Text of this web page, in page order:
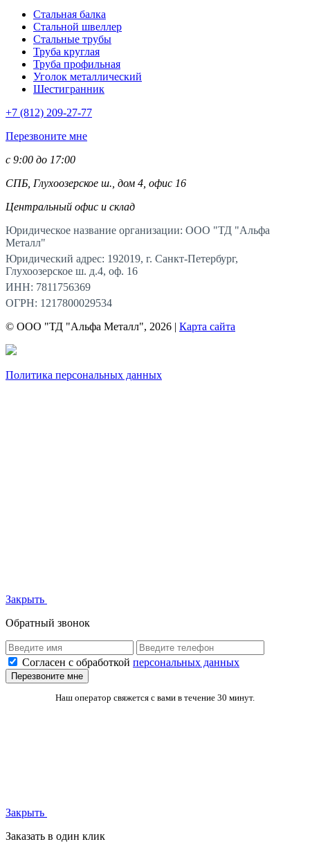
Стальная балка
Стальной швеллер
Стальные трубы
Труба круглая
Труба профильная
Уголок металлический
Шестигранник
+7 (812) 209-27-77
Перезвоните мне
с 9:00 до 17:00
СПБ, Глухоозерское ш., дом 4, офис 16
Центральный офис и склад
Юридическое название организации: ООО "ТД "Альфа
Металл"
Юридический адрес: 192019, г. Санкт-Петербург,
Глухоозерское ш. д.4, оф. 16
ИНН: 7811756369
ОГРН: 1217800029534
© ООО "ТД "Альфа Металл", 2026 | Карта сайта
Политика персональных данных
Закрыть
Обратный звонок
Согласен с обработкой персональных данных
Перезвоните мне
Наш оператор свяжется с вами в течение 30 минут.
Закрыть
Заказать в один клик